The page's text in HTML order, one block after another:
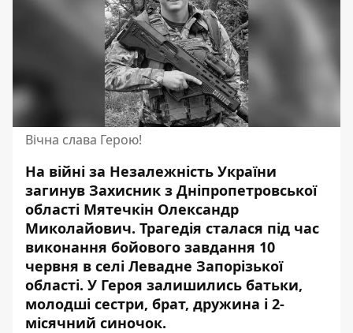
Вічна слава Герою!
На війні за Незалежність України
загинув Захисник з Дніпропетровської
області Мятечкін Олександр
Миколайович. Трагедія сталася під час
виконання бойового завдання 10
червня в селі Левадне Запорізької
області. У Героя залишились батьки,
молодші сестри, брат, дружина і 2-
місячний синочок.